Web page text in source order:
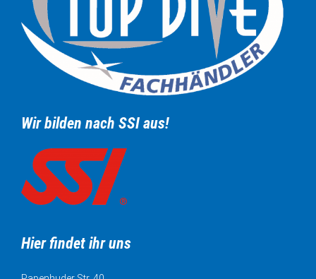
Wir bilden nach SSI aus!
Hier findet ihr uns